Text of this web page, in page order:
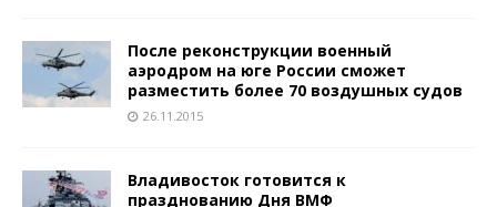
После реконструкции военный
аэродром на юге России сможет
разместить более 70 воздушных судов
26.11.2015
Владивосток готовится к
празднованию Дня ВМФ